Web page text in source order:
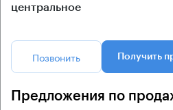
центральное
Позвонить Получить
Предложения по